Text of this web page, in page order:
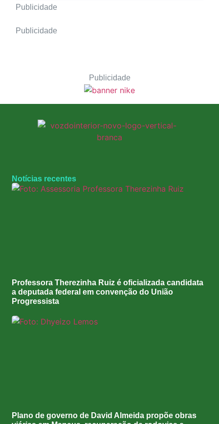
Publicidade
Publicidade
Publicidade
Notícias recentes
Professora Therezinha Ruiz é oficializada candidata
a deputada federal em convenção do União
Progressista
Plano de governo de David Almeida propõe obras